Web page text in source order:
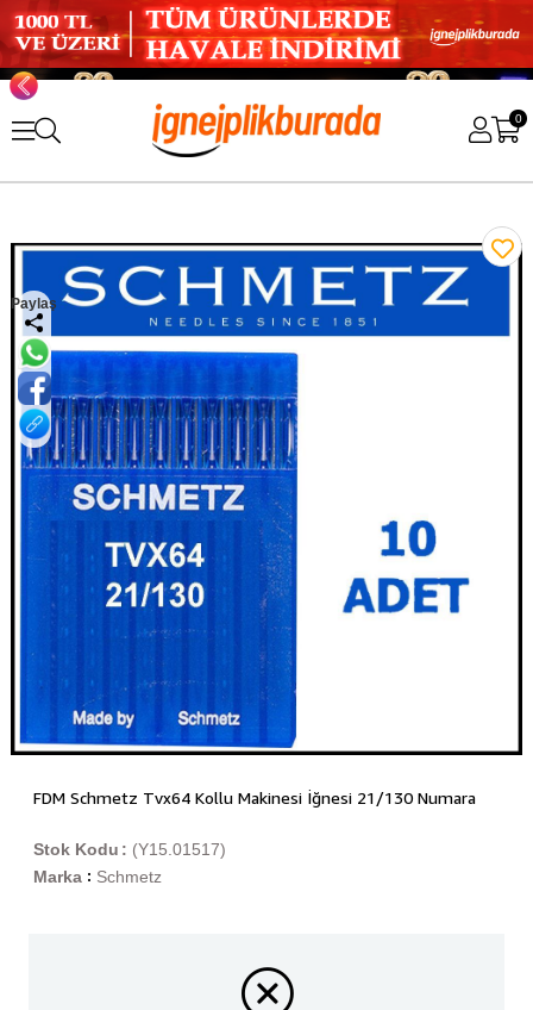
0
Paylaş
FDM Schmetz Tvx64 Kollu Makinesi İğnesi 21/130 Numara
(Y15.01517)
Stok Kodu
Marka : Schmetz